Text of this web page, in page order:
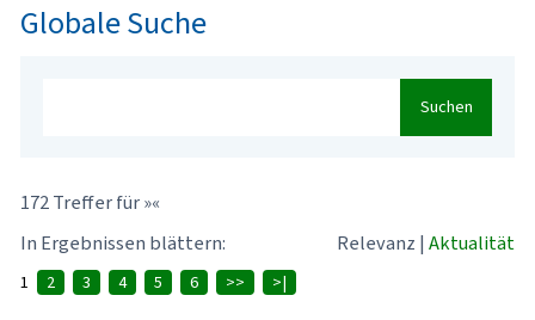
Globale Suche
Suchen
172 Treffer für »«
In Ergebnissen blättern:
Relevanz | Aktualität
1 2 3 4 5 6 >> >|